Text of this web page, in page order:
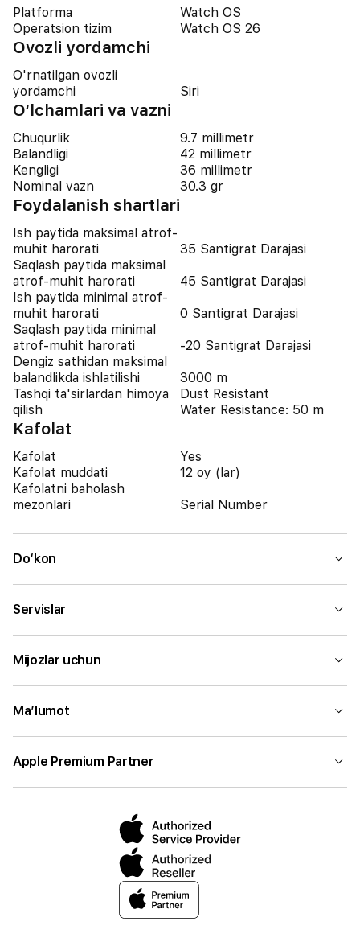
Platforma
Watch OS
Operatsion tizim
Watch OS 26
Ovozli yordamchi
O'rnatilgan ovozli
yordamchi
Siri
O‘lchamlari va vazni
Chuqurlik
9.7 millimetr
Balandligi
42 millimetr
Kengligi
36 millimetr
Nominal vazn
30.3 gr
Foydalanish shartlari
Ish paytida maksimal atrof-
muhit harorati
35 Santigrat Darajasi
Saqlash paytida maksimal
atrof-muhit harorati
45 Santigrat Darajasi
Ish paytida minimal atrof-
muhit harorati
0 Santigrat Darajasi
Saqlash paytida minimal
atrof-muhit harorati
-20 Santigrat Darajasi
Dengiz sathidan maksimal
balandlikda ishlatilishi
3000 m
Tashqi ta'sirlardan himoya
qilish
Dust Resistant
Water Resistance: 50 m
Kafolat
Kafolat
Yes
Kafolat muddati
12 oy (lar)
Kafolatni baholash
mezonlari
Serial Number
Do‘kon
Servislar
Mijozlar uchun
Ma’lumot
Apple Premium Partner